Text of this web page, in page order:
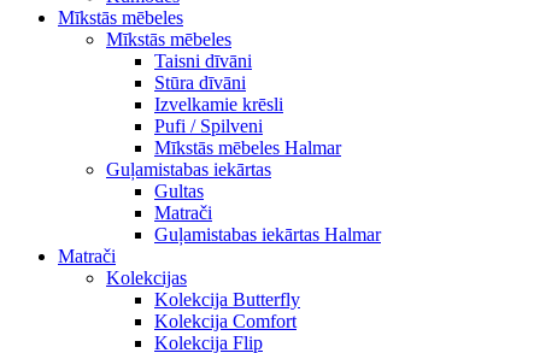
Mīkstās mēbeles
Mīkstās mēbeles
Taisni dīvāni
Stūra dīvāni
Izvelkamie krēsli
Pufi / Spilveni
Mīkstās mēbeles Halmar
Guļamistabas iekārtas
Gultas
Matrači
Guļamistabas iekārtas Halmar
Matrači
Kolekcijas
Kolekcija Butterfly
Kolekcija Comfort
Kolekcija Flip